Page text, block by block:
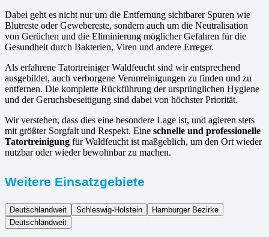
Dabei geht es nicht nur um die Entfernung sichtbarer Spuren wie
Blutreste oder Gewebereste, sondern auch um die Neutralisation
von Gerüchen und die Eliminierung möglicher Gefahren für die
Gesundheit durch Bakterien, Viren und andere Erreger.
Als erfahrene Tatortreiniger Waldfeucht sind wir entsprechend
ausgebildet, auch verborgene Verunreinigungen zu finden und zu
entfernen. Die komplette Rückführung der ursprünglichen Hygiene
und der Geruchsbeseitigung sind dabei von höchster Priorität.
Wir verstehen, dass dies eine besondere Lage ist, und agieren stets
mit größter Sorgfalt und Respekt. Eine schnelle und professionelle
Tatortreinigung für Waldfeucht ist maßgeblich, um den Ort wieder
nutzbar oder wieder bewohnbar zu machen.
Weitere Einsatzgebiete
Deutschlandweit Schleswig-Holstein
Hamburger Bezirke
Deutschlandweit